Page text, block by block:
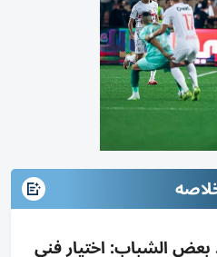
بعض الشباب: اختيار فني